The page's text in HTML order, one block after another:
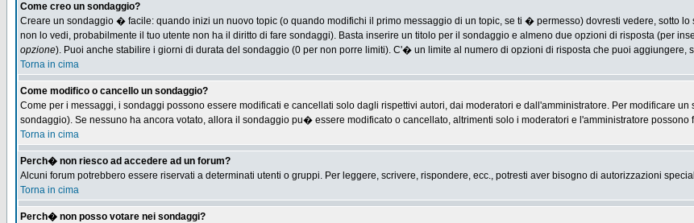
Come creo un sondaggio?
Creare un sondaggio � facile: quando inizi un nuovo topic (o quando modifichi il primo messaggio di un topic, se ti � permesso) dovresti vedere, sotto
non lo vedi, probabilmente il tuo utente non ha il diritto di fare sondaggi). Basta inserire un titolo per il sondaggio e almeno due opzioni di risposta (per
opzione). Puoi anche stabilire i giorni di durata del sondaggio (0 per non porre limiti). C'� un limite al numero di opzioni di risposta che puoi aggiungere,
Torna in cima
Come modifico o cancello un sondaggio?
Come per i messaggi, i sondaggi possono essere modificati e cancellati solo dagli rispettivi autori, dai moderatori e dall'amministratore. Per modificare un
sondaggio). Se nessuno ha ancora votato, allora il sondaggio pu� essere modificato o cancellato, altrimenti solo i moderatori e l'amministratore possono
Torna in cima
Perch� non riesco ad accedere ad un forum?
Alcuni forum potrebbero essere riservati a determinati utenti o gruppi. Per leggere, scrivere, rispondere, ecc., potresti aver bisogno di autorizzazioni
Torna in cima
Perch� non posso votare nei sondaggi?